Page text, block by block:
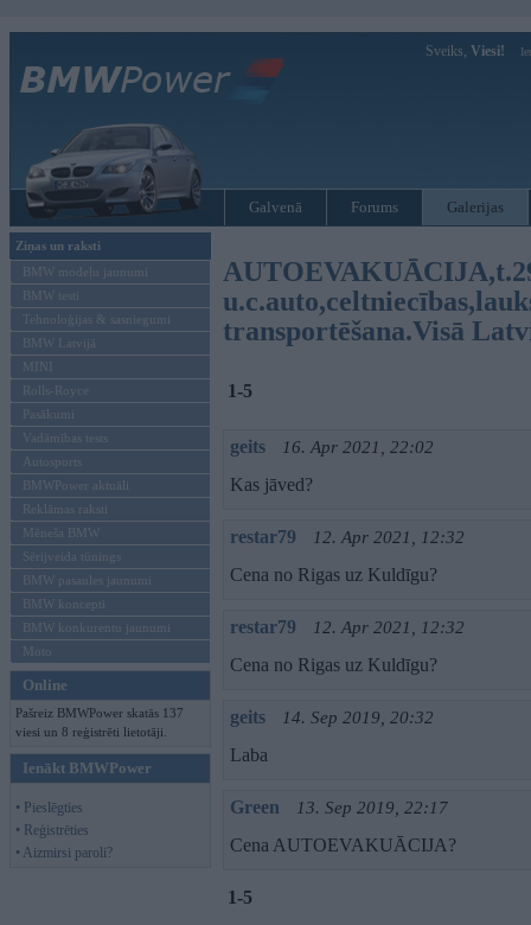
Sveiks, Viesi!
Galvenā Forums Galerijas
Ziņas un raksti
BMW modeļu jaunumi
BMW testi
Tehnoloģijas & sasniegumi
BMW Latvijā
MINI
Rolls-Royce
Pasākumi
Vadāmības tests
Autosports
BMWPower aktuāli
Reklāmas raksti
Mēneša BMW
Sērijveida tūnings
BMW pasaules jaunumi
BMW koncepti
BMW konkurentu jaunumi
Moto
Online
Pašreiz BMWPower skatās 137
viesi un 8 reģistrēti lietotāji.
Ienākt BMWPower
• Pieslēgties
• Reģistrēties
• Aizmirsi paroli?
transportēšana.Visā
1-5
geits 16. Apr 2021, 22:02
Kas jāved?
restar79 12. Apr 2021, 12:32
Cena no Rigas uz Kuldīgu?
restar79 12. Apr 2021, 12:32
Cena no Rigas uz Kuldīgu?
geits 14. Sep 2019, 20:32
Laba
Green 13. Sep 2019, 22:17
Cena AUTOEVAKUĀCIJA?
1-5